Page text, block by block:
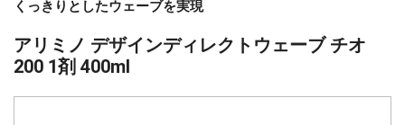
くっきりとしたウェーブを実現
アリミノ デザインディレクトウェーブ チオ
200 1剤 400ml